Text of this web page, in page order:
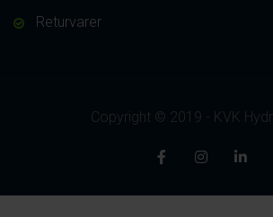
Returvarer
Copyright © 2019 - KVK